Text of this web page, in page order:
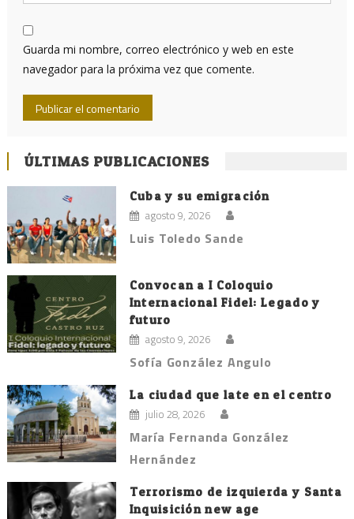
Guarda mi nombre, correo electrónico y web en este
navegador para la próxima vez que comente.
ÚLTIMAS PUBLICACIONES
Cuba y su emigración
agosto 9, 2026
Luis Toledo Sande
Convocan a I Coloquio
Internacional Fidel: Legado y
futuro
agosto 9, 2026
Sofía González Angulo
La ciudad que late en el centro
julio 28, 2026
María Fernanda González
Hernández
Terrorismo de izquierda y Santa
Inquisición new age